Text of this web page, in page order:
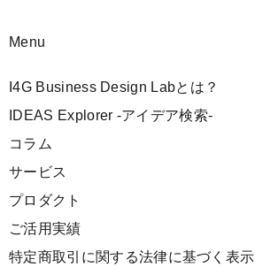
Menu
I4G Business Design Labとは？
IDEAS Explorer -アイデア検索-
コラム
サービス
プロダクト
ご活用実績
特定商取引に関する法律に基づく表示